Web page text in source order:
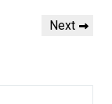
Next
Next